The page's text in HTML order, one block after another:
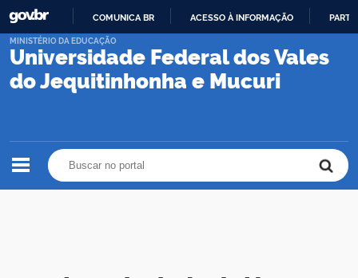
PARA
CONTEÚDO
COMUNICA BR ACESSO À INFORMAÇÃO
Universidade Federal dos Vales
do Jequitinhonha e Mucuri
MINISTÉRIO DA EDUCAÇÃO